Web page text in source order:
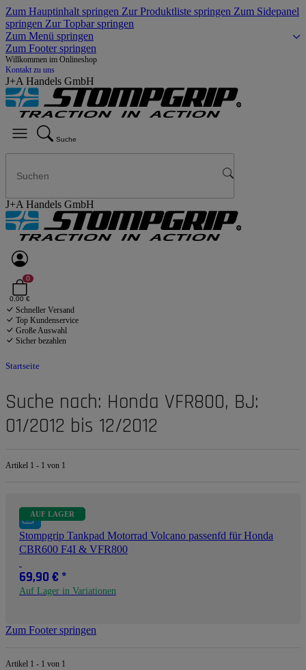
Zum Hauptinhalt springen Zur Produktliste springen Zum Sidepanel
springen Zur Topbar springen
Zum Menü springen
Zum Footer springen
Willkommen im Onlineshop
Kontakt zu uns
J+A Handels GmbH
Suche
J+A Handels GmbH
0
0,00 €
Schneller Versand
Top Kundenservice
Große Auswahl
Sicher bezahlen
Startseite
Suche nach: Honda VFR800, BJ:
01/2012 bis 12/2012
Artikel 1 - 1 von 1
AUF LAGER
Stompgrip Tankpad Motorrad Volcano passenfd für Honda
CBR600 F4I & VFR800
69,90 € *
Auf Lager in Variationen
Zum Footer springen
Artikel 1 - 1 von 1